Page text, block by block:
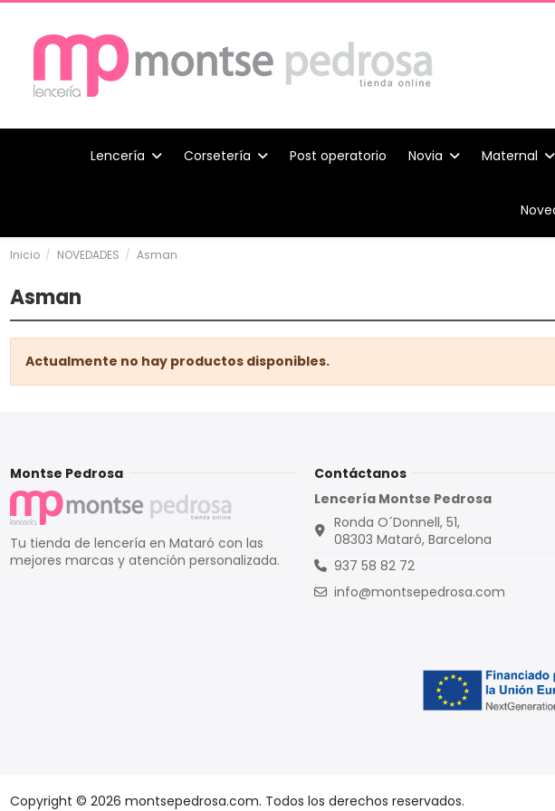
Lencería Corsetería Post operatorio Novia Maternal
Inicio NOVEDADES Asman
Asman
Actualmente no hay productos disponibles.
Montse Pedrosa
Tu tienda de lencería en Mataró con las
mejores marcas y atención personalizada.
Contáctanos
Lencería Montse Pedrosa
Ronda O´Donnell, 51,
08303 Mataró, Barcelona
937 58 82 72
info@montsepedrosa.com
Copyright © 2026 montsepedrosa.com. Todos los derechos reservados.